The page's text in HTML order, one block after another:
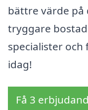
bättre värde på
tryggare
specialister
idag!
Få 3